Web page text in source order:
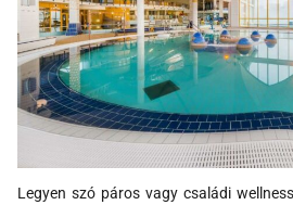
Legyen szó páros vagy családi